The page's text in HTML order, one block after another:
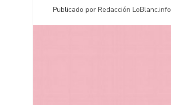
Publicado porRedacción LoBlanc.info